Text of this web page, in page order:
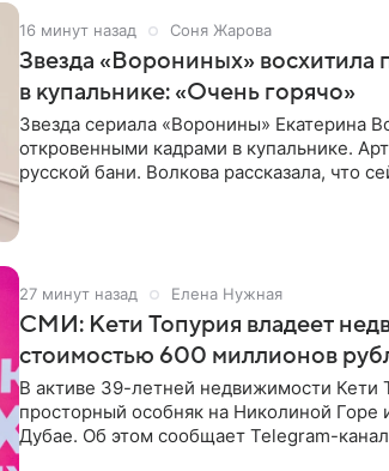
16 минут назад Соня Жарова
Звезда «Ворониных» восхитила
в купальнике: «Очень горячо»
Звезда сериала «Воронины» Екатерина
откровенными кадрами в купальнике.
русской бани. Волкова рассказала, что
27 минут назад Елена Нужная
СМИ: Кети Топурия владеет
стоимостью 600 миллионов
В активе 39-летней недвижимости Кети
просторный особняк на Николиной Горе
Дубае. Об этом сообщает Telegram-